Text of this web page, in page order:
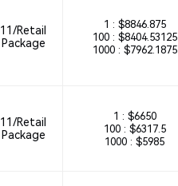
11/Retail
Package
1 : $8846.875
100 : $8404.53125
1000 : $7962.1875
11/Retail
Package
1 : $6650
100 : $6317.5
1000 : $5985